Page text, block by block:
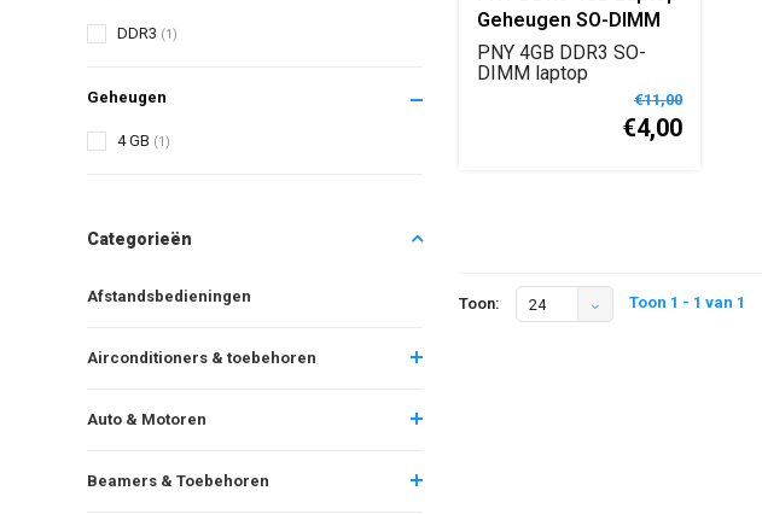
DDR3 (1)
Geheugen
4 GB (1)
Categorieën
Afstandsbedieningen
Airconditioners & toebehoren
Auto & Motoren
Beamers & Toebehoren
Geheugen SO-DIMM
PNY 4GB DDR3 SO-
DIMM laptop
geheugenmodule voor€11,00
€4,00
Toon: 24 Toon 1 - 1 van 1